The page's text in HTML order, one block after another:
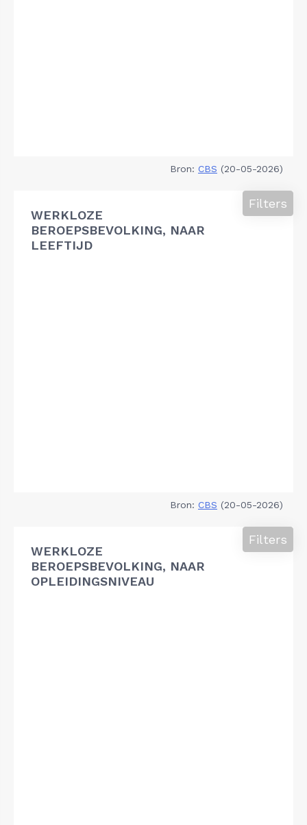
Bron: CBS (20-05-2026)
WERKLOZE
BEROEPSBEVOLKING, NAAR
LEEFTIJD
Filters
Bron: CBS (20-05-2026)
WERKLOZE
BEROEPSBEVOLKING, NAAR
OPLEIDINGSNIVEAU
Filters